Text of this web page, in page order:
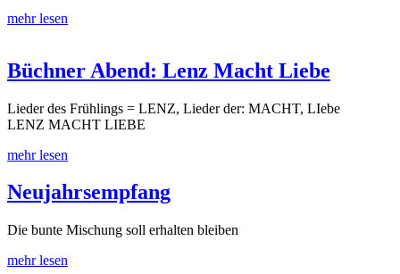
mehr lesen
Büchner Abend: Lenz Macht Liebe
Lieder des Frühlings = LENZ, Lieder der: MACHT, LIebe
LENZ MACHT LIEBE
mehr lesen
Neujahrsempfang
Die bunte Mischung soll erhalten bleiben
mehr lesen